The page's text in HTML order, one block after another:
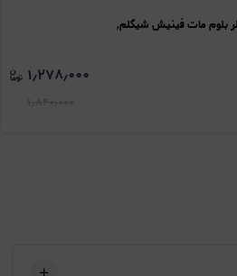
بلوم مات فینیش شیگلم,
۱٫۲۷۸٫۰۰۰